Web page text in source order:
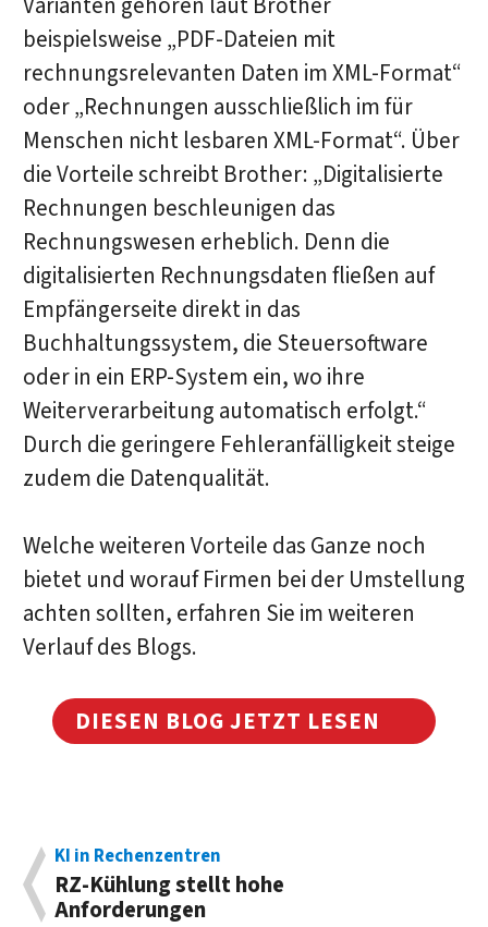
beispielsweise „PDF-Dateien mit
rechnungsrelevanten Daten im XML-Format“
oder „Rechnungen ausschließlich im für
Menschen nicht lesbaren XML-Format“. Über
die Vorteile schreibt Brother: „Digitalisierte
Rechnungen beschleunigen das
Rechnungswesen erheblich. Denn die
digitalisierten Rechnungsdaten fließen auf
Empfängerseite direkt in das
Buchhaltungssystem, die Steuersoftware
oder in ein ERP-System ein, wo ihre
Weiterverarbeitung automatisch erfolgt.“
Durch die geringere Fehleranfälligkeit steige
zudem die Datenqualität.
Welche weiteren Vorteile das Ganze noch
bietet und worauf Firmen bei der Umstellung
achten sollten, erfahren Sie im weiteren
Verlauf des Blogs.
DIESEN BLOG JETZT LESEN
KI in Rechenzentren
RZ-Kühlung stellt hohe
Anforderungen